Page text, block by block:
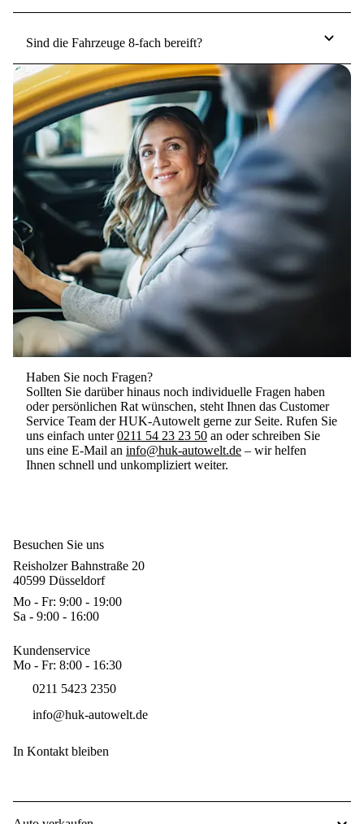
Sind die Fahrzeuge 8-fach bereift?
Haben Sie noch Fragen?
Sollten Sie darüber hinaus noch individuelle Fragen haben
oder persönlichen Rat wünschen, steht Ihnen das Customer
Service Team der HUK-Autowelt gerne zur Seite. Rufen Sie
uns einfach unter0211 54 23 23 50 an oder schreiben Sie
uns eine E-Mail an info@huk-autowelt.de – wir helfen
Ihnen schnell und unkompliziert weiter.
Besuchen Sie uns
Reisholzer Bahnstraße 20
40599 Düsseldorf
Mo - Fr: 9:00 - 19:00
Sa - 9:00 - 16:00
Kundenservice
Mo - Fr: 8:00 - 16:30
0211 5423 2350
info@huk-autowelt.de
In Kontakt bleiben